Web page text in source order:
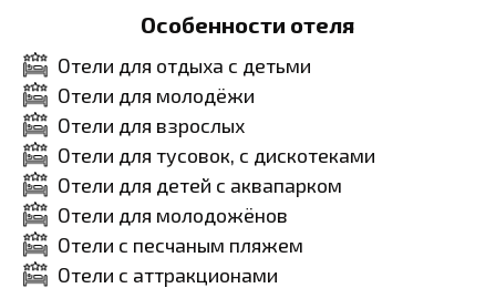
Особенности отеля
Отели для отдыха с детьми
Отели для молодёжи
Отели для взрослых
Отели для тусовок, с дискотеками
Отели для детей с аквапарком
Отели для молодожёнов
Отели с песчаным пляжем
Отели с аттракционами